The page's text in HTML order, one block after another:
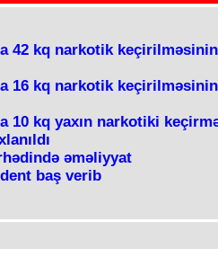
42 kq narkotik keçirilməsinin
16 kq narkotik keçirilməsinin
10 kq yaxın narkotiki
əməliyyat
baş verib